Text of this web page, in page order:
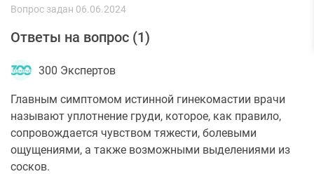
Вопрос задан 06.06.2024
Ответы на вопрос (1)
300 Экспертов
Главным симптомом истинной гинекомастии врачи
называют уплотнение груди, которое, как правило,
сопровождается чувством тяжести, болевыми
ощущениями, а также возможными выделениями из
сосков.